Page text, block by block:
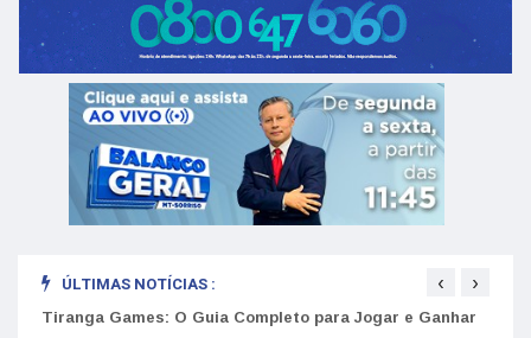
ÚLTIMAS NOTÍCIAS :
Tiranga Games: O Guia Completo para Jogar e Ganhar
‹ ›